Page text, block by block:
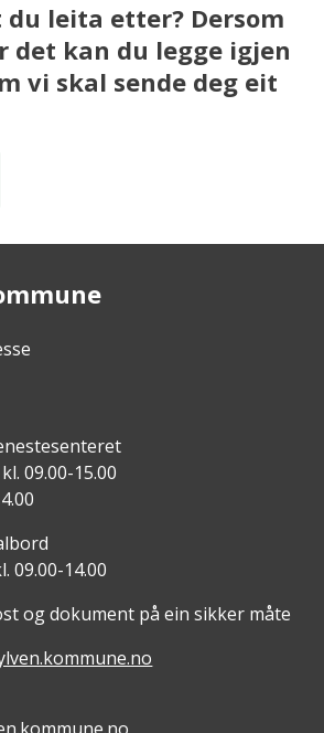
du leita etter? Dersom
det kan du legge igjen
vi skal sende deg eit
09.00-15.00
09.00-14.00
og dokument på ein sikker måte